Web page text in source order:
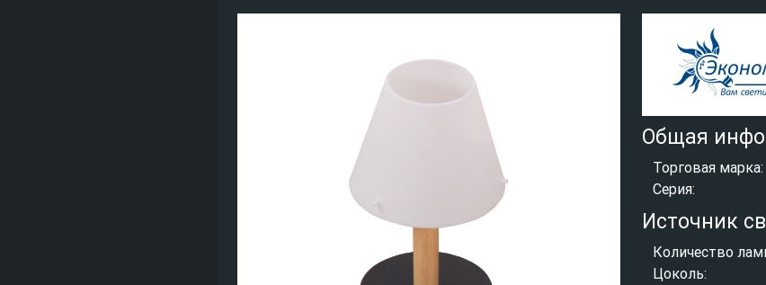
Общая
Торговая марка:
Серия:
Источник
Количество
Цоколь: